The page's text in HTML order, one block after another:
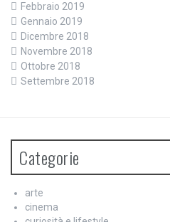
Febbraio 2019
Gennaio 2019
Dicembre 2018
Novembre 2018
Ottobre 2018
Settembre 2018
Categorie
arte
cinema